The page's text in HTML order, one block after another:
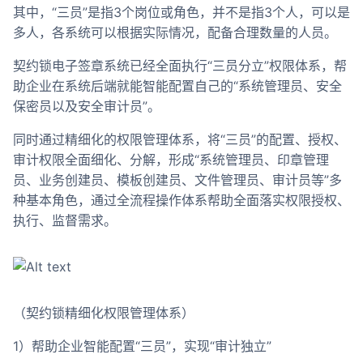
其中，“三员”是指3个岗位或角色，并不是指3个人，可以是
多人，各系统可以根据实际情况，配备合理数量的人员。
契约锁电子签章系统已经全面执行“三员分立”权限体系，帮
助企业在系统后端就能智能配置自己的“系统管理员、安全
保密员以及安全审计员”。
同时通过精细化的权限管理体系，将“三员”的配置、授权、
审计权限全面细化、分解，形成“系统管理员、印章管理
员、业务创建员、模板创建员、文件管理员、审计员等”多
种基本角色，通过全流程操作体系帮助全面落实权限授权、
执行、监督需求。
（契约锁精细化权限管理体系）
1）帮助企业智能配置“三员”，实现“审计独立”